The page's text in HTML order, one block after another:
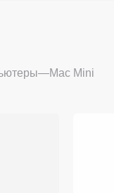
Mac Mini